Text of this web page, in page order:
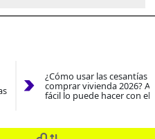
¿Cómo usar las cesantías
comprar vivienda 2026?
fácil lo puede hacer con el